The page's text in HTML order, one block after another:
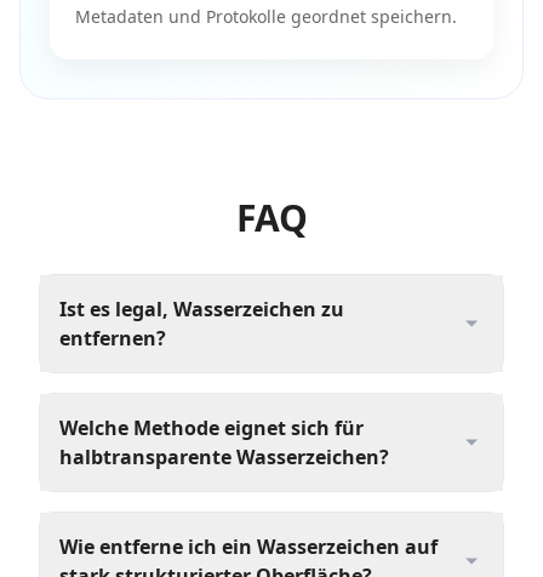
Metadaten und Protokolle geordnet speichern.
FAQ
Ist es legal, Wasserzeichen zu
entfernen?
Welche Methode eignet sich für
halbtransparente Wasserzeichen?
Wie entferne ich ein Wasserzeichen auf